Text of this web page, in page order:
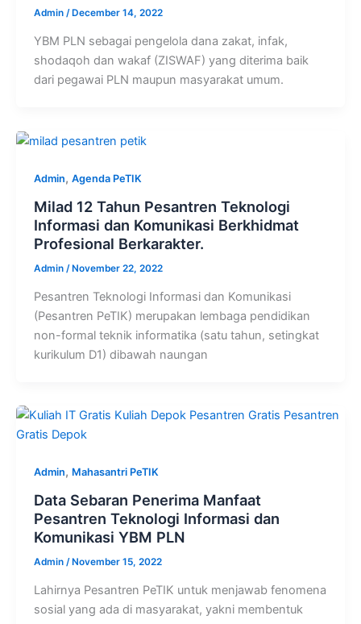
Admin / December 14, 2022
YBM PLN sebagai pengelola dana zakat, infak,
shodaqoh dan wakaf (ZISWAF) yang diterima baik
dari pegawai PLN maupun masyarakat umum.
Admin, Agenda PeTIK
Milad 12 Tahun Pesantren Teknologi
Informasi dan Komunikasi Berkhidmat
Profesional Berkarakter.
Admin /November 22, 2022
Pesantren Teknologi Informasi dan Komunikasi
(Pesantren PeTIK) merupakan lembaga pendidikan
non-formal teknik informatika (satu tahun, setingkat
kurikulum D1) dibawah naungan
Admin, Mahasantri PeTIK
Data Sebaran Penerima Manfaat
Pesantren Teknologi Informasi dan
Komunikasi YBM PLN
Admin /November 15, 2022
Lahirnya Pesantren PeTIK untuk menjawab fenomena
sosial yang ada di masyarakat, yakni membentuk